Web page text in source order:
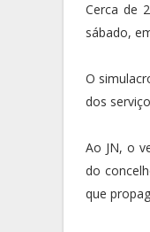
Cerca de
sábado,
O
dos
Ao JN, o
do
que